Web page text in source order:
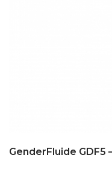
GenderFluide GDF5